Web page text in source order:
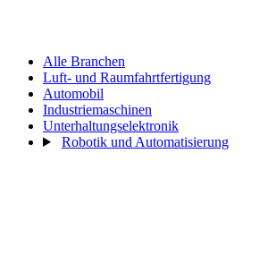
Alle Branchen
Luft- und Raumfahrtfertigung
Automobil
Industriemaschinen
Unterhaltungselektronik
Robotik und Automatisierung